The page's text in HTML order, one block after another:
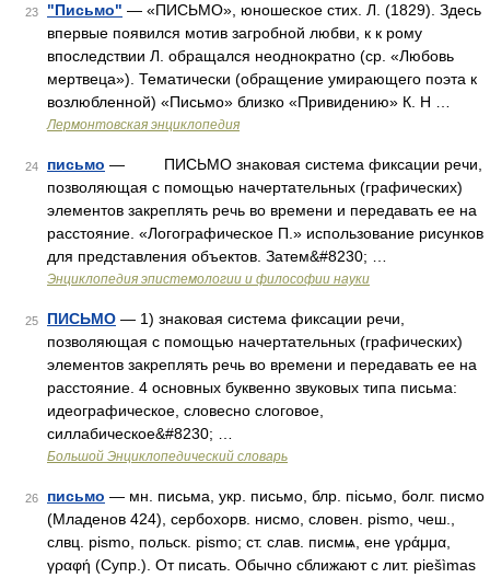
23 "Письмо" — «ПИСЬМО», юношеское стих. Л. (1829). Здесь
впервые появился мотив загробной любви, к к рому
впоследствии Л. обращался неоднократно (ср. «Любовь
мертвеца»). Тематически (обращение умирающего поэта к
возлюбленной) «Письмо» близко «Привидению» К. Н …
Лермонтовская энциклопедия
24 письмо — ПИСЬМО знаковая система фиксации речи,
позволяющая с помощью начертательных (графических)
элементов закреплять речь во времени и передавать ее на
расстояние. «Логографическое П.» использование рисунков
для представления объектов. Затем&#8230; …
Энциклопедия эпистемологии и философии науки
25 ПИСЬМО — 1) знаковая система фиксации речи,
позволяющая с помощью начертательных (графических)
элементов закреплять речь во времени и передавать ее на
расстояние. 4 основных буквенно звуковых типа письма:
идеографическое, словесно слоговое,
силлабическое&#8230; …
Большой Энциклопедический словарь
26 письмо — мн. письма, укр. письмо, блр. пiсьмо, болг. писмо
(Младенов 424), сербохорв. нисмо, словен. pismo, чеш.,
слвц. pismo, польск. pismo; ст. слав. писмѩ, ене γράμμα,
γραφή (Супр.). От писать. Обычно сближают с лит. рiеšìmаs